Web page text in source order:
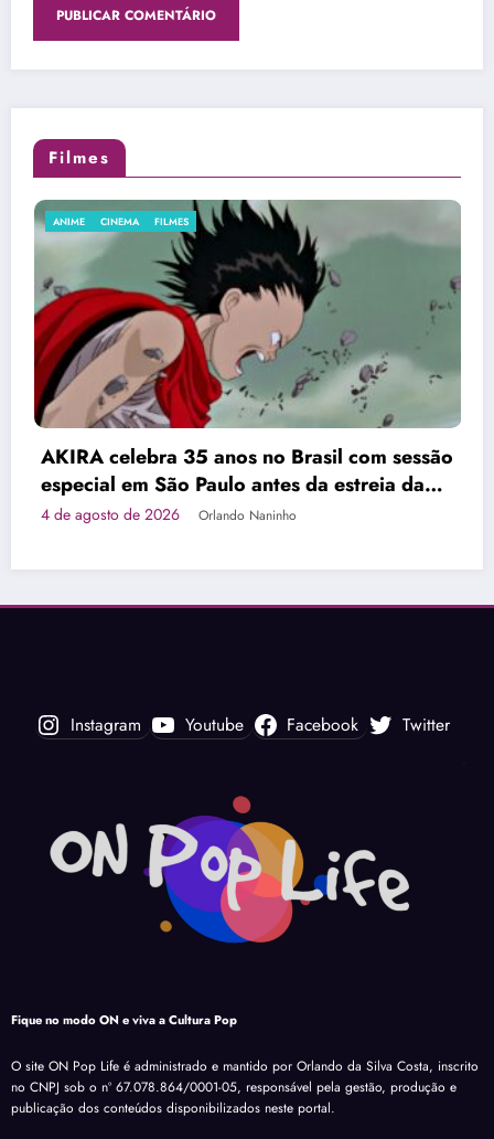
Filmes
FILMES
35 anos no Brasil com sessão
em São Paulo antes da estreia da
4K
de 2026 Orlando Naninho
4 de
Instagram Youtube Facebook Twitter
Fique no modo ON e viva a Cultura Pop
O site ON Pop Life é administrado e mantido por Orlando da Silva Costa, inscrito
no CNPJ sob o nº 67.078.864/0001-05, responsável pela gestão, produção e
publicação dos conteúdos disponibilizados neste portal.